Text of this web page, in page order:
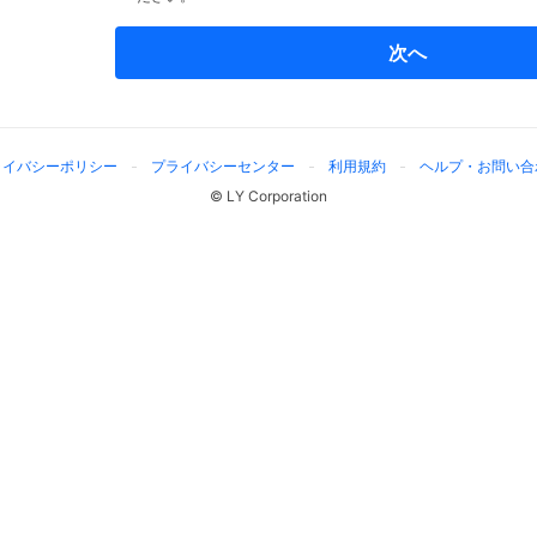
次へ
バシーポリシー プライバシーセンター 利用規約
ヘルプ・お問い
© LY Corporation